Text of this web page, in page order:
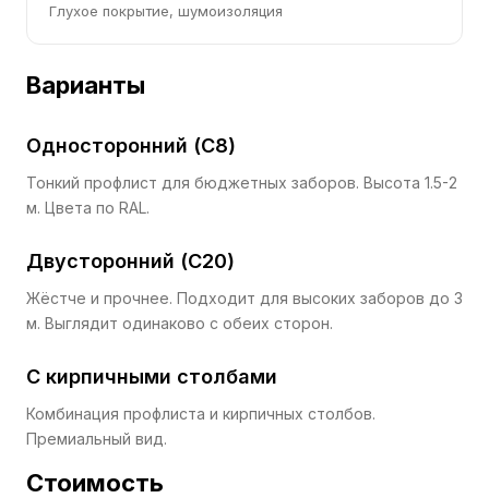
Глухое покрытие, шумоизоляция
Варианты
Односторонний (С8)
Тонкий профлист для бюджетных заборов. Высота 1.5-2
м. Цвета по RAL.
Двусторонний (С20)
Жёстче и прочнее. Подходит для высоких заборов до 3
м. Выглядит одинаково с обеих сторон.
С кирпичными столбами
Комбинация профлиста и кирпичных столбов.
Премиальный вид.
Стоимость